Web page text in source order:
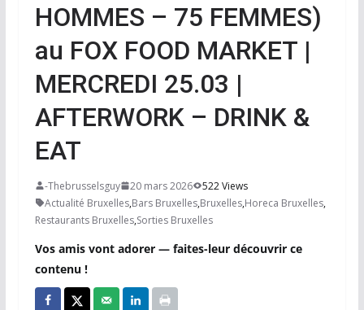
HOMMES – 75 FEMMES)
au FOX FOOD MARKET |
MERCREDI 25.03 |
AFTERWORK – DRINK &
EAT
-Thebrusselsguy 20 mars 2026
522 Views
Actualité Bruxelles,Bars Bruxelles,Bruxelles,Horeca Bruxelles,
Restaurants Bruxelles,Sorties Bruxelles
Vos amis vont adorer — faites-leur découvrir ce
contenu !